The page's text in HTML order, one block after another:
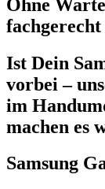
Ohne
Ist Dein
vorbei –
im
machen es
Samsung